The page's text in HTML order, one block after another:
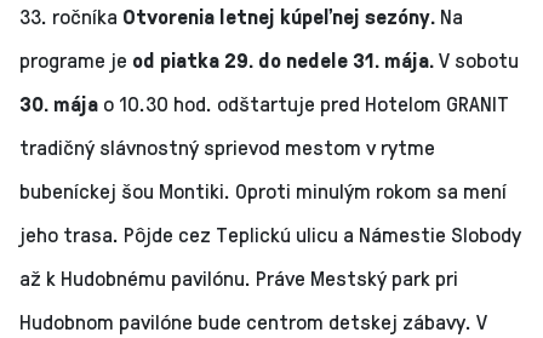
33. ročníka Otvorenia letnej kúpeľnej sezóny. Na
programe je od piatka 29. do nedele 31. mája.V sobotu
30. mája o 10.30 hod. odštartuje pred Hotelom GRANIT
tradičný slávnostný sprievod mestom v rytme
bubeníckej šou Montiki. Oproti minulým rokom sa mení
jeho trasa. Pôjde cez Teplickú ulicu a Námestie Slobody
až k Hudobnému pavilónu. Práve Mestský park pri
Hudobnom pavilóne bude centrom detskej zábavy. V